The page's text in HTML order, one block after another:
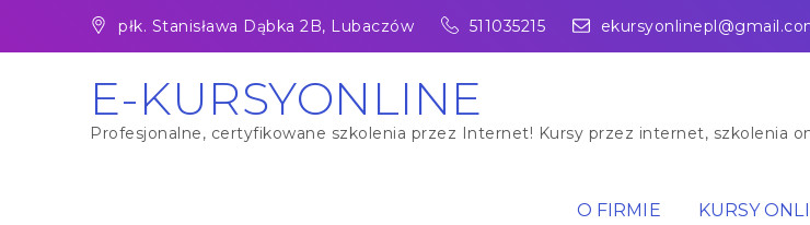
płk. Stanisława Dąbka 2B, Lubaczów 511035215
E-KURSYONLINE
Profesjonalne, certyfikowane szkolenia przez Internet! Kursy przez internet, szkolenia
O FIRMIE KURSY